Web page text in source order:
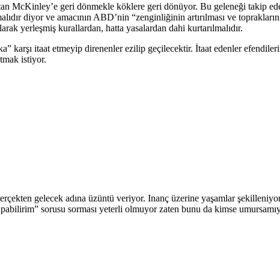
McKinley’e geri dönmekle köklere geri dönüyor. Bu geleneği takip
diyor ve amacının ABD’nin “zenginliğinin artırılması ve
yerleşmiş kurallardan, hatta yasalardan dahi kurtarılmalıdır.
karşı itaat etmeyip direnenler ezilip geçilecektir. İtaat edenler
istiyor.
gelecek adına üzüntü veriyor. Inanç üzerine yaşamlar
sorusu sorması yeterli olmuyor zaten bunu da kimse